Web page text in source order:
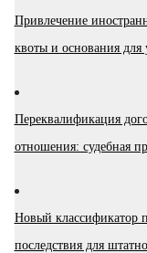
Привлечение
квоты и основания для
Переквалификация
отношения: судебная
Новый классификатор
последствия для